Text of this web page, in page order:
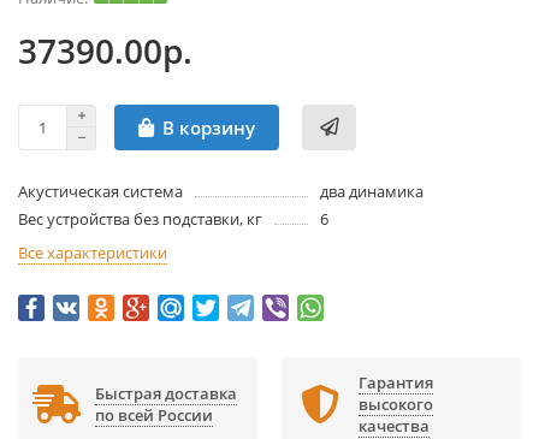
37390.00р.
В корзину
Акустическая система
два динамика
Вес устройства без подставки, кг
6
Все характеристики
Быстрая доставка
по всей России
Гарантия
высокого
качества